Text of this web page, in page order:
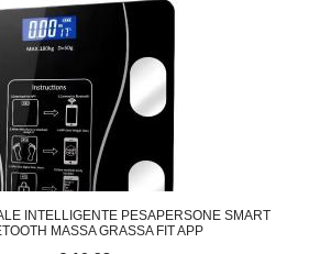
INTELLIGENTE PESAPERSONE SMART
MASSA GRASSA FIT APP